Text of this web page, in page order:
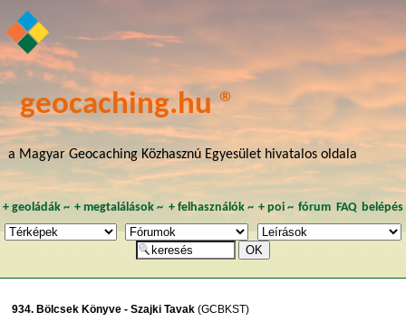
geocaching.hu ®
a Magyar Geocaching Közhasznú Egyesület hivatalos oldala
+ geoládák~ +megtalálások ~ + felhasználók~ +poi~ fórum FAQ belépés
934. Bölcsek Könyve - Szajki Tavak (GCBKST)